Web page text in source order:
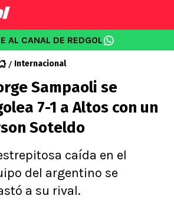
AL CANAL DE REDGOL
Internacional
Sampaoli se
7-1 a Altos con un
Soteldo
caída en el
del argentino se
a su rival.